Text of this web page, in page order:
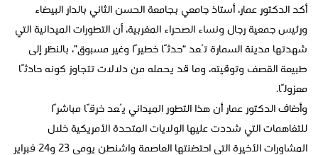
أكد الدكتور عمار، أستاذ جامعي بجامعة الحسن الثاني بالدار البيضاء
ورئيس جمعية رجال ونساء الصحراء المغربية، أن التطورات الميدانية التي
شهدتها مدينة السمارة تُعد “حدثًا خطيرًا وغير مسبوق”، بالنظر إلى
طبيعة القصف وتوقيته، وما قد يحمله من دلالات تتجاوز كونه حادثًا
معزولًا.
وأضاف الدكتور عمار أن هذا التطور الميداني يُعد خرقًا مباشرًا
للتفاهمات التي شددت عليها الولايات المتحدة الأمريكية خلال
المشاورات الأخيرة التي احتضنتها العاصمة واشنطن يومي 23 و24 فبراير